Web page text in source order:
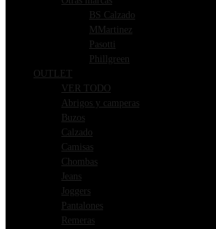
BS Calzado
MMartinez
Pasotti
Phillgreen
OUTLET
VER TODO
Abrigos y camperas
Buzos
Calzado
Camisas
Chombas
Jeans
Joggers
Pantalones
Remeras